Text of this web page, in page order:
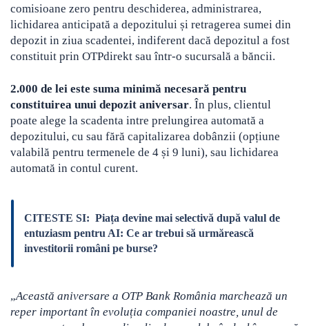
comisioane zero pentru deschiderea, administrarea,
lichidarea anticipată a depozitului și retragerea sumei din
depozit in ziua scadentei, indiferent dacă depozitul a fost
constituit prin OTPdirekt sau într-o sucursală a băncii.
2.000 de lei este suma minimă necesară pentru
constituirea unui depozit aniversar. În plus, clientul
poate alege la scadenta intre prelungirea automată a
depozitului, cu sau fără capitalizarea dobânzii (opțiune
valabilă pentru termenele de 4 și 9 luni), sau lichidarea
automată in contul curent.
CITESTE SI: Piața devine mai selectivă după valul de
entuziasm pentru AI: Ce ar trebui să urmărească
investitorii români pe burse?
„Această aniversare a OTP Bank România marchează un
reper important în evoluția companiei noastre, unul de